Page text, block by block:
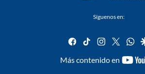
Síguenos en:
facebook
tiktok instagram
twitter
Más contenido en